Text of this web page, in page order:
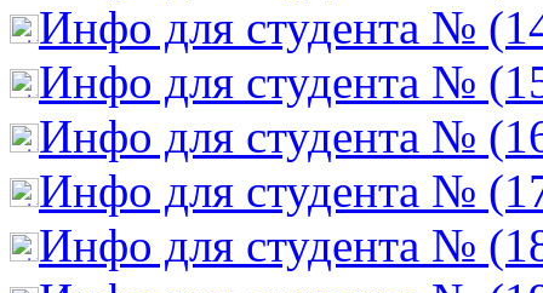
Инфо для студента №
Инфо для студента №
Инфо для студента №
Инфо для студента №
Инфо для студента №